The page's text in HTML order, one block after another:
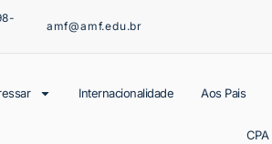
amf@amf.edu.br
Internacionalidade Aos Pais
CPA